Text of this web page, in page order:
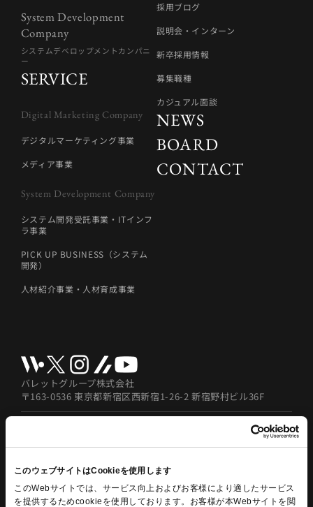
このウェブサイトはCookieを使用します
このWebサイトでは、サービス向上およびお客様により適したサービス
を提供するためcookieを使用しております。お客様が本Webサイトを閲
System Development
Company
システムデベロップメントカンパニ
ー
SERVICE
Digital Marketing Company
デジタルマーケティング事業
メディア事業
System Development Company
システム開発受託事業・ITインフ
ラ事業
PICK UP BUSINESS（システム
開発）
人材紹介事業・人材育成事業
採用ブログ
説明会・インターン
新卒採用情報
募集職種
カジュアル面談
NEWS
BOARD
CONTACT
バレットグループ株式会社
〒163-0536 東京都新宿区西新宿1-26-2 新宿野村ビル36F
セキュリティポリシー
個人情報の取扱いについて